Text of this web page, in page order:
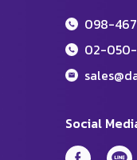
Social
098-
02-